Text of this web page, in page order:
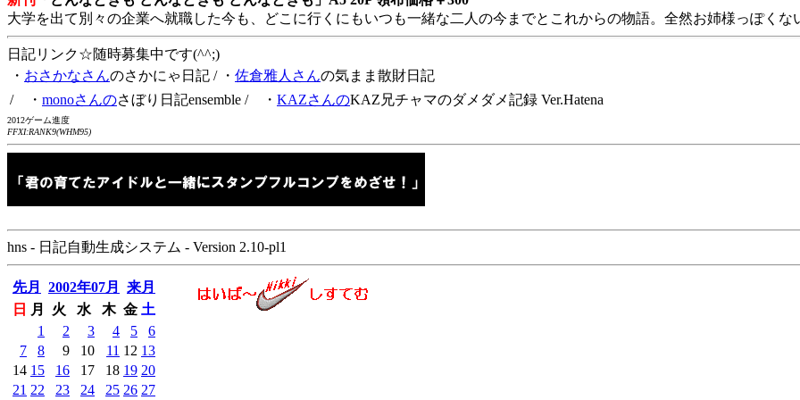
大学を出て別々の企業へ就職した今も、どこに行くにもいつも一緒な二人の今までとこれからの物語。全然お姉様っぽくな
日記リンク☆随時募集中です(^^;)
・ おさかなさんのさかにゃ日記 / ・ 佐倉雅人さんの気まま散財日記
/ ・ monoさんのさぼり日記ensemble / ・ KAZさんのKAZ兄チャマのダメダメ記録 Ver.Hatena
2012ゲーム進度
FFXI:RANK9(WHM95)
hns - 日記自動生成システム - Version 2.10-pl1
先月 2002年07月
来月
日
月 火 水 木 金 土
1
2 3 4 5
6
7
8 9 10 11 12 13
14 15 16 17 18 19 20
21 22 23 24 25 26 27